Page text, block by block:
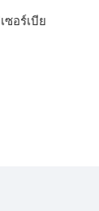
อร์เบีย